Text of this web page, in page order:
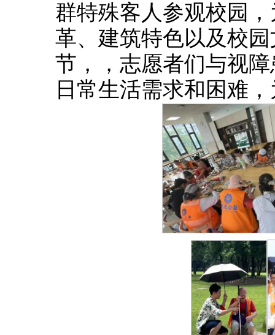
群特殊客人参观校园
革、建筑特色以及校
节，，志愿者们与视
日常生活需求和困难